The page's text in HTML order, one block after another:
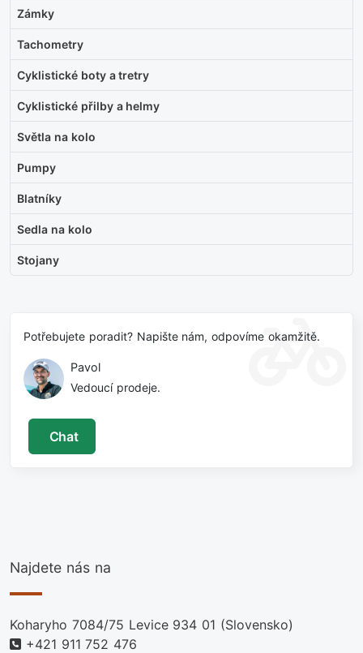
Zámky
Tachometry
Cyklistické boty a tretry
Cyklistické přilby a helmy
Světla na kolo
Pumpy
Blatníky
Sedla na kolo
Stojany
Potřebujete poradit? Napište nám, odpovíme okamžitě.
Pavol
Vedoucí prodeje.
Chat
Najdete nás na
Koharyho 7084/75 Levice 934 01 (Slovensko)
+421 911 752 476